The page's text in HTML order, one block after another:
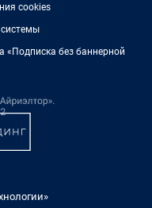
cookies
«Подписка без баннерной